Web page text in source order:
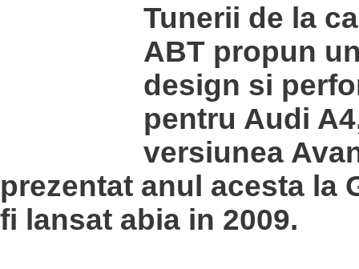
Tunerii de la
ABT propun
design si
pentru Audi
versiunea
prezentat anul acesta la
fi lansat abia in 2009.